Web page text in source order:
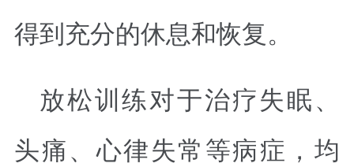
得到充分的休息和恢复。
放松训练对于治疗失眠、
头痛、心律失常等病症，均